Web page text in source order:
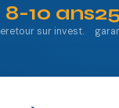
8-10 ans
retour sur invest.